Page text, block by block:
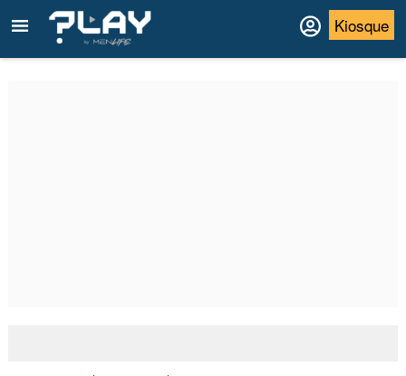
Kiosque